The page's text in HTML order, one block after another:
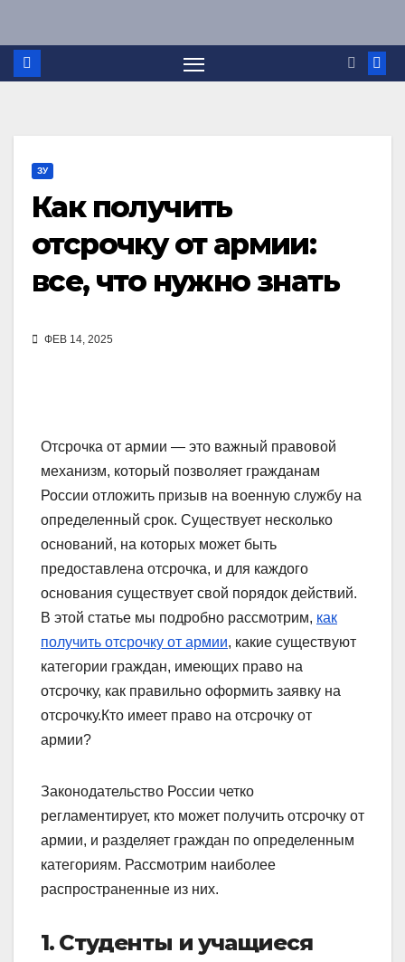
содержимому
ЗУ
Как получить
отсрочку от армии:
все, что нужно знать
ФЕВ 14, 2025
Отсрочка от армии — это важный правовой
механизм, который позволяет гражданам
России отложить призыв на военную службу на
определенный срок. Существует несколько
оснований, на которых может быть
предоставлена отсрочка, и для каждого
основания существует свой порядок действий.
В этой статье мы подробно рассмотрим, как
получить отсрочку от армии, какие существуют
категории граждан, имеющих право на
отсрочку, как правильно оформить заявку на
отсрочку.Кто имеет право на отсрочку от
армии?
Законодательство России четко
регламентирует, кто может получить отсрочку от
армии, и разделяет граждан по определенным
категориям. Рассмотрим наиболее
распространенные из них.
1. Студенты и учащиеся